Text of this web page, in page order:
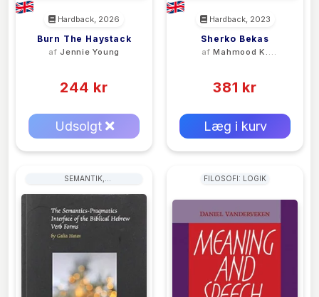
Hardback, 2026
Burn The Haystack
afJennie Young
244 kr
Udsolgt
Hardback, 2023
Sherko Bekas
afMahmood K.
381 kr
Læg i kurv
SEMANTIK,
FILOSOFI: LOGIK